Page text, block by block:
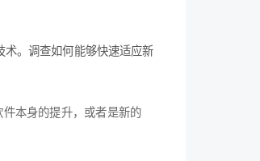
术。调查如何能够快速适应新
本身的提升，或者是新的